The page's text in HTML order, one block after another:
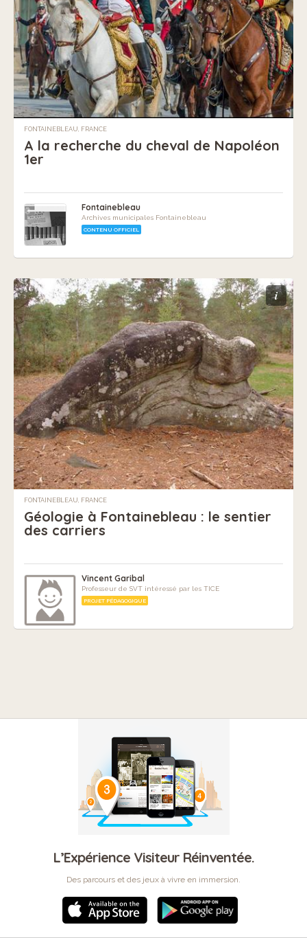
FONTAINEBLEAU, FRANCE
A la recherche du cheval de Napoléon
1er
Fontainebleau
Archives municipales Fontainebleau
CONTENU OFFICIEL
i
FONTAINEBLEAU, FRANCE
Géologie à Fontainebleau : le sentier
des carriers
Vincent Garibal
Professeur de SVT intéressé par les TICE
PROJET PÉDAGOGIQUE
L’Expérience Visiteur Réinventée.
Des parcours et des jeux à vivre en immersion.